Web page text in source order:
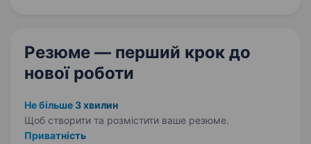
Резюме — перший крок до
нової роботи
Не більше 3 хвилин
Щоб створити та розмістити ваше резюме.
Приватність